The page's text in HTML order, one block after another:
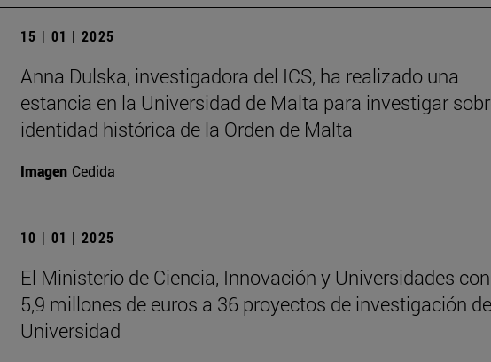
15 | 01 | 2025
Anna Dulska, investigadora del ICS, ha realizado una
estancia en la Universidad de Malta para investigar
identidad histórica de la Orden de Malta
Imagen Cedida
10 | 01 | 2025
El Ministerio de Ciencia, Innovación y Universidades
5,9 millones de euros a 36 proyectos de investigación
Universidad